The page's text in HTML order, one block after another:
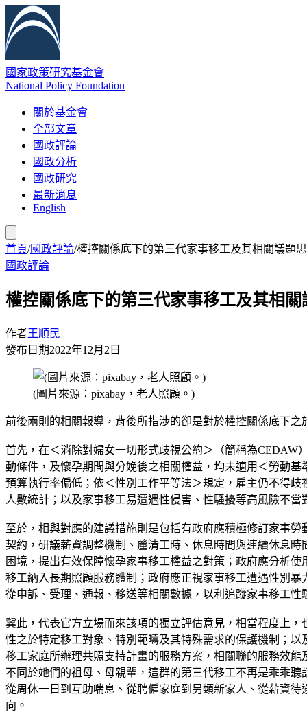
國家政策研究基金會
National Policy Foundation
關於基金會
全部文章
國政評論
國政分析
國政研究
最新消息
English
首頁/國政評論/權控關係底下的第三代家事移工及其相關議題
國政評論
權控關係底下的第三代家事移工及其相關
作者王順民
發布日期2022年12月2日
(圖片來源：pixabay，老人照顧。)
前後兩則的相關報導，背後所指涉的卻是對於權控關係底下
首先，在＜消除對婦女一切形式歧視公約＞（簡稱為CEDAW
動條件，及懷孕期間與分娩後之相關權益，均未適用＜勞動
預算執行率偏低；依＜性別工作平等法＞規定，雇主仍不得
人數統計；以及家事移工易遭遇性侵害、性騷擾等高風險不當
至於，相與對應的建議措施則是包括有政府應積極修訂家事
契約，研議薪資調整機制、釐清工時、休息時間與連續休息
困境，提出有效保障懷孕家事移工權益之對策；政府應分析
移工納入長期照顧服務體制；政府應正視家事移工遭遇性別
從申訴、受理、通報、移送等相關數據，以利追蹤家事移工
冀此，代表官方立場而來該項的獨立評估意見，相當程度上
性之於特定移工對象、特別範疇及其特殊需求的保護機制；
移工家庭所辦理共照支持計畫的服務方案，相關聯的服務效
不同於她們的祖母、母親輩，這群的第三代移工不再是乖乖
從周休一日到互助喘息、從聘僱家庭到另類新家人、從薪資
向。